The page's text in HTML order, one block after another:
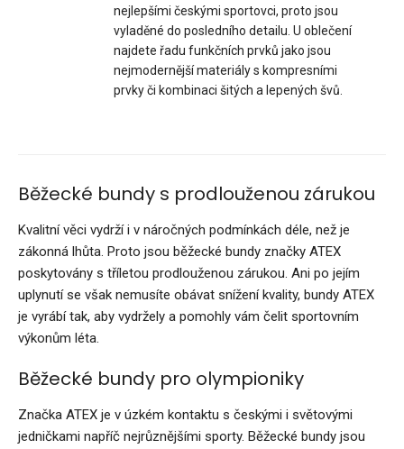
Dámská sportovní bunda s kapucí VIJADámská sportovní
bunda s kapucí VIJA poskytuje všestranné využit..
nejlepšími českými sportovci, proto jsou
vyladěné do posledního detailu. U oblečení
najdete řadu funkčních prvků jako jsou
nejmodernější materiály s kompresními
prvky či kombinaci šitých a lepených švů.
Běžecké bundy s prodlouženou zárukou
Kvalitní věci vydrží i v náročných podmínkách déle, než je
zákonná lhůta. Proto jsou běžecké bundy značky ATEX
poskytovány s tříletou prodlouženou zárukou. Ani po jejím
uplynutí se však nemusíte obávat snížení kvality, bundy ATEX
je vyrábí tak, aby vydržely a pomohly vám čelit sportovním
výkonům léta.
Běžecké bundy pro olympioniky
Značka ATEX je v úzkém kontaktu s českými i světovými
jedničkami napříč nejrůznějšími sporty. Běžecké bundy jsou